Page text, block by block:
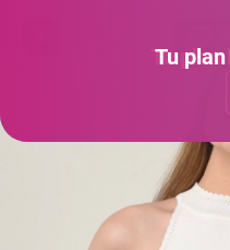
Tu plan
Tu plan